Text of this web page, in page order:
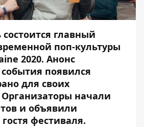
главный
поп-культуры
2020. Анонс
появился
для своих
начали
и объявили
фестиваля.